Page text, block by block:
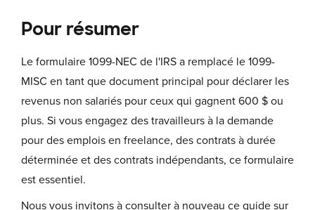
Pour résumer
Le formulaire 1099-NEC de l'IRS a remplacé le 1099-
MISC en tant que document principal pour déclarer les
revenus non salariés pour ceux qui gagnent 600 $ ou
plus. Si vous engagez des travailleurs à la demande
pour des emplois en freelance, des contrats à durée
déterminée et des contrats indépendants, ce formulaire
est essentiel.
Nous vous invitons à consulter à nouveau ce guide sur